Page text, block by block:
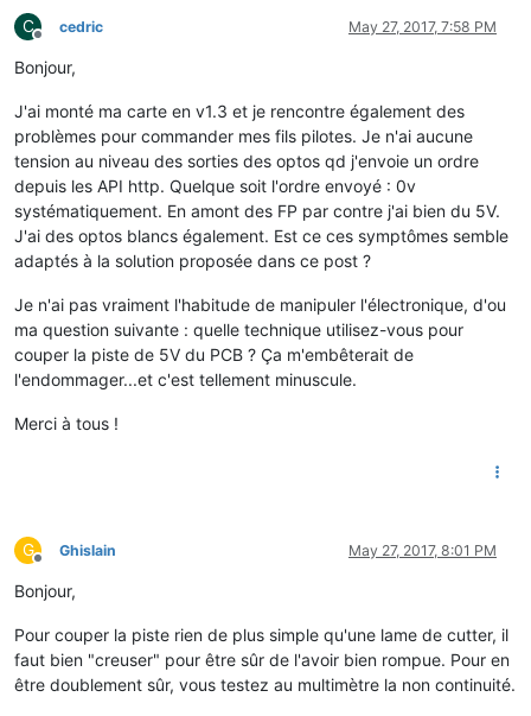
C
Offline
cedric May 27, 2017, 7:58 PM
Bonjour,
J'ai monté ma carte en v1.3 et je rencontre également des
problèmes pour commander mes fils pilotes. Je n'ai aucune
tension au niveau des sorties des optos qd j'envoie un ordre
depuis les API http. Quelque soit l'ordre envoyé : 0v
systématiquement. En amont des FP par contre j'ai bien du 5V.
J'ai des optos blancs également. Est ce ces symptômes semble
adaptés à la solution proposée dans ce post ?
Je n'ai pas vraiment l'habitude de manipuler l'électronique, d'ou
ma question suivante : quelle technique utilisez-vous pour
couper la piste de 5V du PCB ? Ça m'embêterait de
l'endommager...et c'est tellement minuscule.
Merci à tous !
G
Offline
Ghislain May 27, 2017, 8:01 PM
Bonjour,
Pour couper la piste rien de plus simple qu'une lame de cutter, il
faut bien "creuser" pour être sûr de l'avoir bien rompue. Pour en
être doublement sûr, vous testez au multimètre la non continuité.